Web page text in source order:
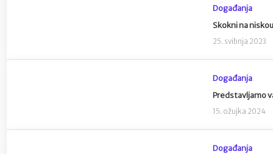
Događanja
Skokni na
25. svibnja 2023
Događanja
Predstavljamo
15. ožujka 2024
Događanja